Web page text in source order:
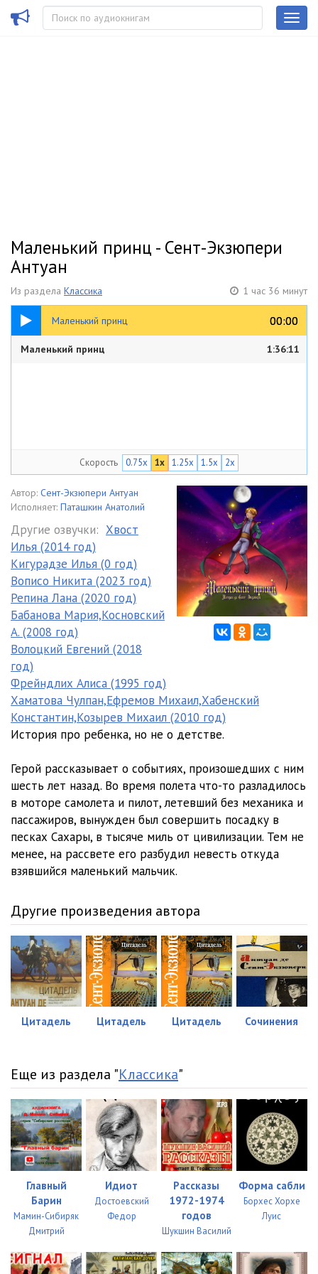
Маленький принц - Сент-Экзюпери
Антуан
Из раздела Классика 1 час 36 минут
Маленький принц 00:00
00:00
1:36:11
Маленький принц 1:36:11
Скорость 0.75x 1x 1.25x 1.5x 2x
Автор: Сент-Экзюпери Антуан
Исполняет: Паташкин Анатолий
Другие озвучки: Хвост
Илья (2014 год)
Кигурадзе Илья (0 год)
Вописо Никита (2023 год)
Репина Лана (2020 год)
Бабанова Мария,Косновский
А. (2008 год)
Волоцкий Евгений (2018
год)
Фрейндлих Алиса (1995 год)
Хаматова Чулпан,Ефремов Михаил,Хабенский
Константин,Козырев Михаил (2010 год)
История про ребенка, но не о детстве.
Герой рассказывает о событиях, произошедших с ним
шесть лет назад. Во время полета что-то разладилось
в моторе самолета и пилот, летевший без механика и
пассажиров, вынужден был совершить посадку в
песках Сахары, в тысяче миль от цивилизации. Тем не
менее, на рассвете его разбудил невесть откуда
взявшийся маленький мальчик.
Другие произведения автора
Цитадель Цитадель Цитадель Сочинения
Еще из раздела "Классика"
Главный
Барин
Мамин-Сибиряк
Дмитрий
Идиот
Достоевский
Федор
Рассказы
1972-1974
годов
Шукшин Василий
Форма сабли
Борхес Хорхе
Луис